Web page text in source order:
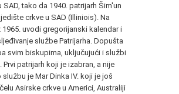
SAD, tako da 1940. patrijarh Šim'un
crkve u SAD (Illiniois). Na
1965. uvodi gregorijanski kalendar i
službe Patrijarha. Dopušta
svim biskupima, uključujući i službi
Prvi patrijarh koji je izabran, a nije
je Mar Dinka IV. koji je još
Asirske crkve u Americi, Australiji